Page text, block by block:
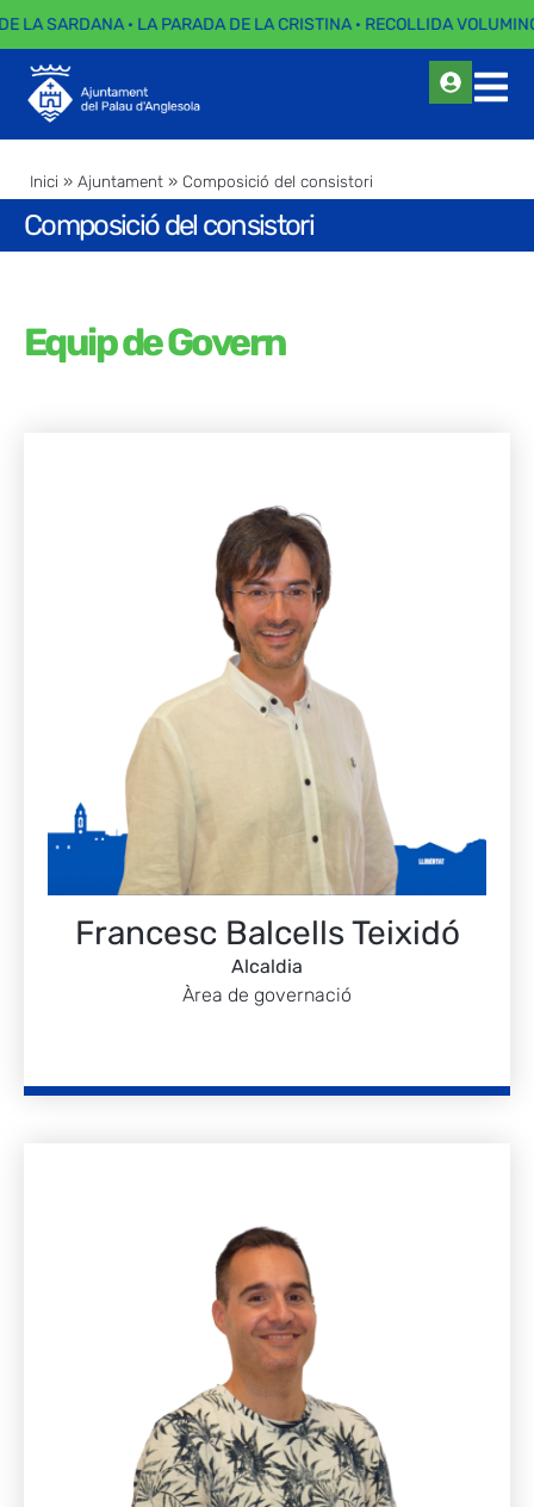
LA SARDANA · LA PARADA DE LA CRISTINA · RECOLLIDA
Inici » Ajuntament » Composició del consistori
Composició del consistori
Equip de Govern
Francesc Balcells Teixidó
Alcaldia
Àrea de governació